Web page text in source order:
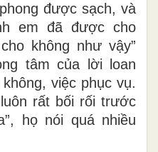
được sạch, và
em đã được cho
không như vậy”
tâm của lời loan
việc phục vụ.
rất bối rối trước
họ nói quá nhiều